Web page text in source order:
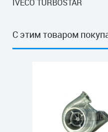
IVECO TURBOSTAR
С этим товаром